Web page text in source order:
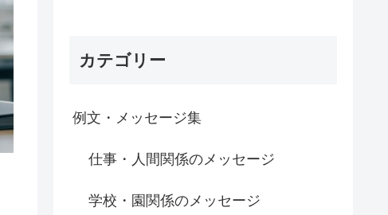
カテゴリー
例文・メッセージ集
仕事・人間関係のメッセージ
学校・園関係のメッセージ